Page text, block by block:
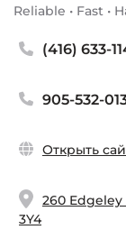
Reliable • Fast •
(416) 633-
905-532-
Открыть
260
3Y4